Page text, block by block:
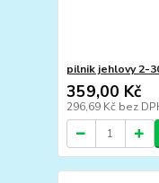
pilnik jehlovy 2-
359,00 Kč
296,69 Kč bez